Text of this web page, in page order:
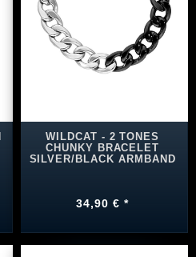
WILDCAT - 2 TONES
CHUNKY BRACELET
SILVER/BLACK ARMBAND
34,90 € *